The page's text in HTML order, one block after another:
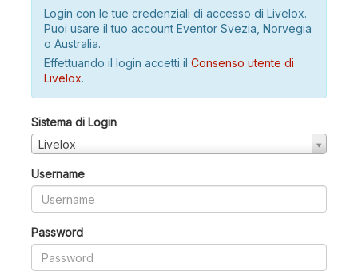
Login con le tue credenziali di accesso di Livelox.
Puoi usare il tuo account Eventor Svezia, Norvegia
o Australia.
Effettuando il login accetti il Consenso utente di
Livelox.
Sistema di Login
Livelox
Username
Password